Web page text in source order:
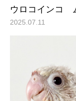
ウロコインコ
2025.07.11